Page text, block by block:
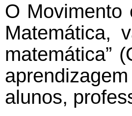
O Movimento
Matemática,
matemática”
alunos,